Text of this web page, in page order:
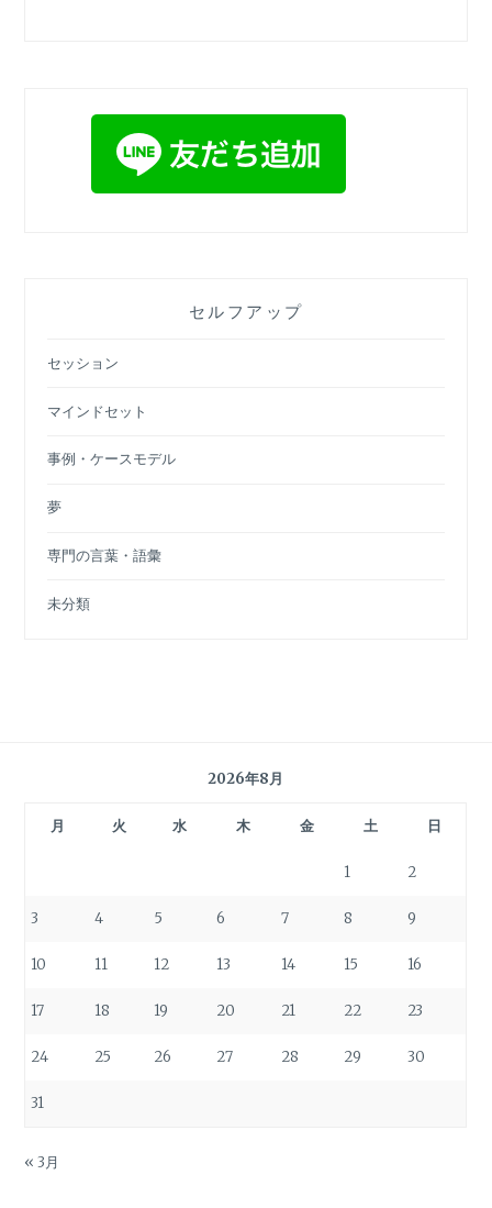
セルフアップ
セッション
マインドセット
事例・ケースモデル
夢
専門の言葉・語彙
未分類
2026年8月
月 火 水 木 金 土 日
1 2
3 4 5 6 7 8 9
10 11 12 13 14 15 16
17 18 19 20 21 22 23
24 25 26 27 28 29 30
31
« 3月